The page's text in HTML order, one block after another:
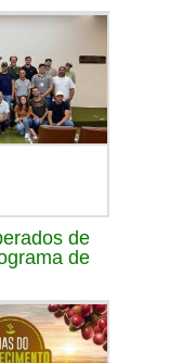
de
de